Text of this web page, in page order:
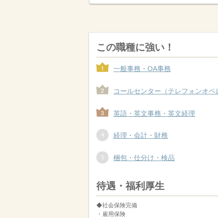
この職種に強い！
一般事務・OA事務
コールセンター（テレフォンオペ
英語・英文事務・英文経理
経理・会計・財務
梱包・仕分け・検品
待遇・福利厚生
◆社会保険完備
・雇用保険